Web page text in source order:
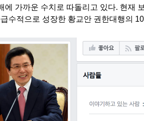
에 가까운 수치로 따돌리고 있다. 현재
수적으로 성장한 황교안 권한대행의